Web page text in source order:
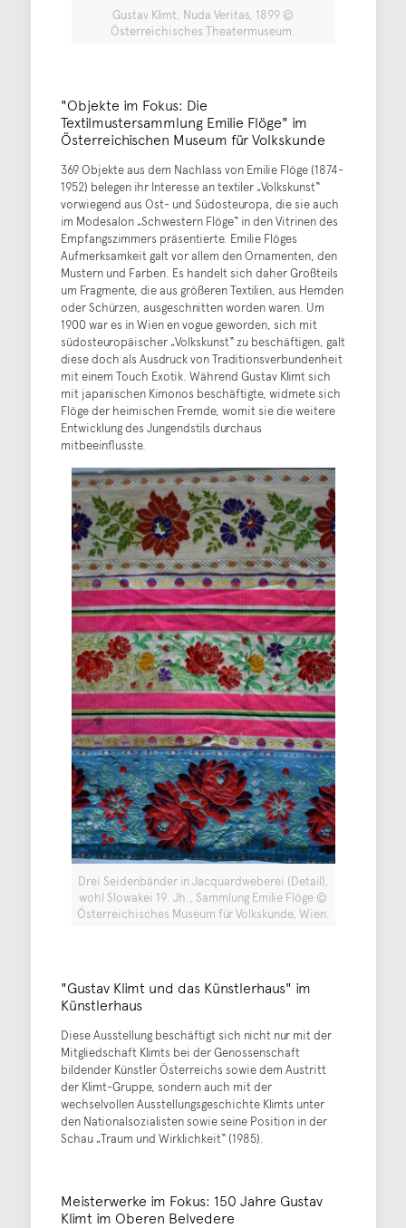
Gustav Klimt, Nuda Veritas, 1899 ©
Österreichisches Theatermuseum.
"Objekte im Fokus: Die
Textilmustersammlung Emilie Flöge" im
Österreichischen Museum für Volkskunde
369 Objekte aus dem Nachlass von Emilie Flöge (1874-
1952) belegen ihr Interesse an textiler „Volkskunst“
vorwiegend aus Ost- und Südosteuropa, die sie auch
im Modesalon „Schwestern Flöge“ in den Vitrinen des
Empfangszimmers präsentierte. Emilie Flöges
Aufmerksamkeit galt vor allem den Ornamenten, den
Mustern und Farben. Es handelt sich daher Großteils
um Fragmente, die aus größeren Textilien, aus Hemden
oder Schürzen, ausgeschnitten worden waren. Um
1900 war es in Wien en vogue geworden, sich mit
südosteuropäischer „Volkskunst“ zu beschäftigen, galt
diese doch als Ausdruck von Traditionsverbundenheit
mit einem Touch Exotik. Während Gustav Klimt sich
mit japanischen Kimonos beschäftigte, widmete sich
Flöge der heimischen Fremde, womit sie die weitere
Entwicklung des Jungendstils durchaus
mitbeeinflusste.
Drei Seidenbänder in Jacquardweberei (Detail),
wohl Slowakei 19. Jh., Sammlung Emilie Flöge ©
Österreichisches Museum für Volkskunde, Wien.
"Gustav Klimt und das Künstlerhaus" im
Künstlerhaus
Diese Ausstellung beschäftigt sich nicht nur mit der
Mitgliedschaft Klimts bei der Genossenschaft
bildender Künstler Österreichs sowie dem Austritt
der Klimt-Gruppe, sondern auch mit der
wechselvollen Ausstellungsgeschichte Klimts unter
den Nationalsozialisten sowie seine Position in der
Schau „Traum und Wirklichkeit“ (1985).
Meisterwerke im Fokus: 150 Jahre Gustav
Klimt im Oberen Belvedere